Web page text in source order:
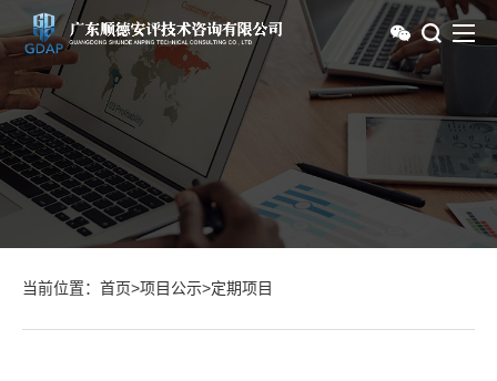
当前位置： 首页>项目公示>定期项目